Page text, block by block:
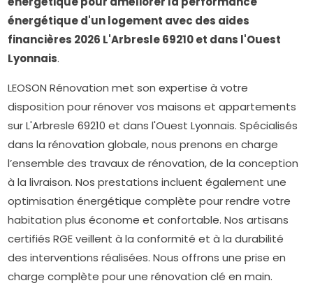
énergétique d'un logement avec des aides
financières 2026 L'Arbresle 69210 et dans l'Ouest
Lyonnais.
LEOSON Rénovation met son expertise à votre
disposition pour rénover vos maisons et appartements
sur L'Arbresle 69210 et dans l'Ouest Lyonnais. Spécialisés
dans la rénovation globale, nous prenons en charge
l’ensemble des travaux de rénovation, de la conception
à la livraison. Nos prestations incluent également une
optimisation énergétique complète pour rendre votre
habitation plus économe et confortable. Nos artisans
certifiés RGE veillent à la conformité et à la durabilité
des interventions réalisées. Nous offrons une prise en
charge complète pour une rénovation clé en main.